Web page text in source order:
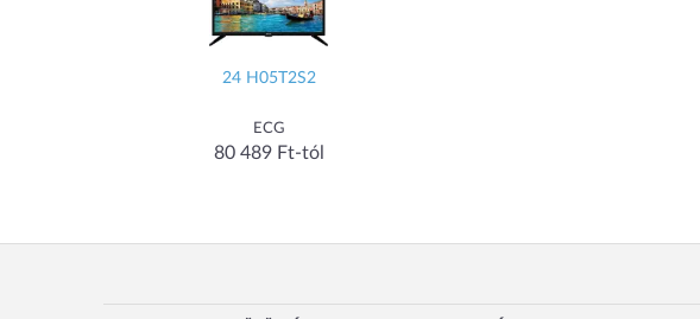
24 H05T2S2
ECG
80 489 Ft-tól